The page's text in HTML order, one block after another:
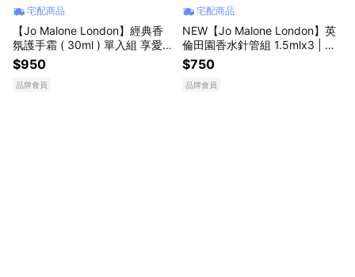
宅配商品
【Jo Malone London】經典香
氛護手霜 ( 30ml ) 單入組 享愛
心禮盒+愛心磁鐵 | 收禮者自選
香調 | 七夕禮物 送女友 生日禮
物 情人節禮物
$950
品牌會員
宅配商品
NEW【Jo Malone London】英
倫田園香水針管組 1.5mlx3 | 香
水禮物 | 生日禮物 | 送女生 | 送
男生
$750
品牌會員